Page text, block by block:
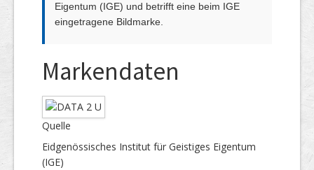
Eigentum (IGE) und betrifft eine beim IGE
eingetragene Bildmarke.
Markendaten
Quelle
Eidgenössisches Institut für Geistiges Eigentum
(IGE)